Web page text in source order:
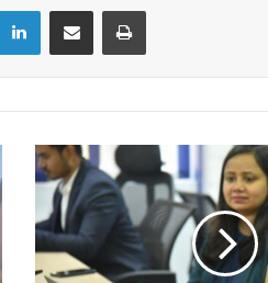
LinkedInCompartir por correo electrónicoImprimir
Saarthee:
ventanilla
única
para
datos,
análisis